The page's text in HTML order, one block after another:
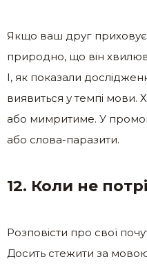
Якщо ваш друг приховує
природно, що він
І, як показали
виявиться у темпі мови.
або мимритиме. У
або слова-паразити.
12. Коли не
Розповісти про свої
Досить стежити за мовою